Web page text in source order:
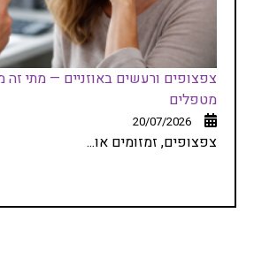
צפצופים ורעשים באוזניים — מתי זה
מטפלים
20/07/2026
צפצופים, זמזומים או...